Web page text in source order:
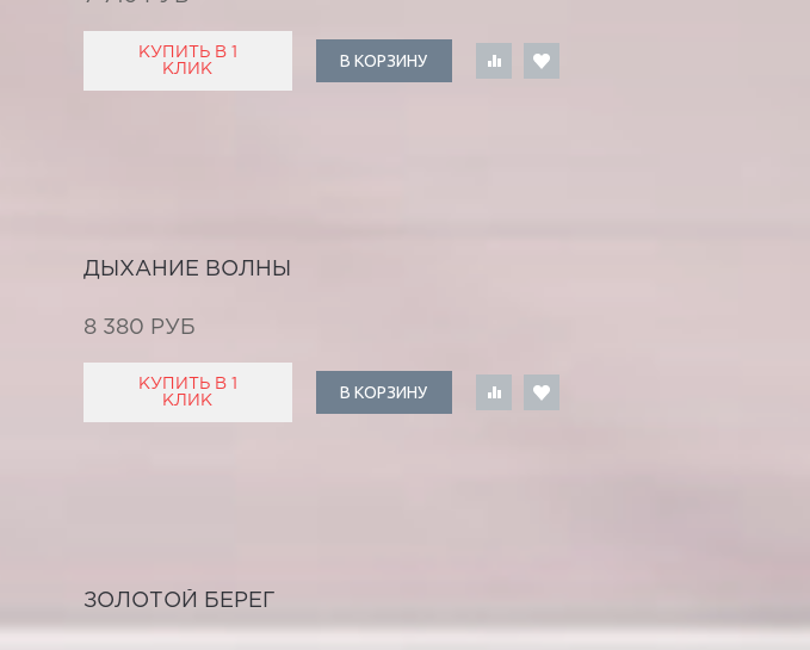
КУПИТЬ В 1
КЛИК
В КОРЗИНУ
ДЫХАНИЕ ВОЛНЫ
8 380 РУБ
КУПИТЬ В 1
КЛИК
В КОРЗИНУ
ЗОЛОТОЙ БЕРЕГ